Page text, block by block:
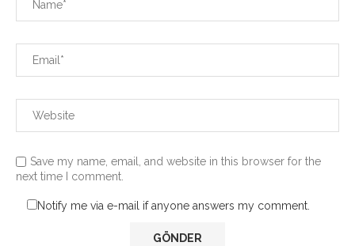
Save my name, email, and website in this browser for the
next time I comment.
Notify me via e-mail if anyone answers my comment.